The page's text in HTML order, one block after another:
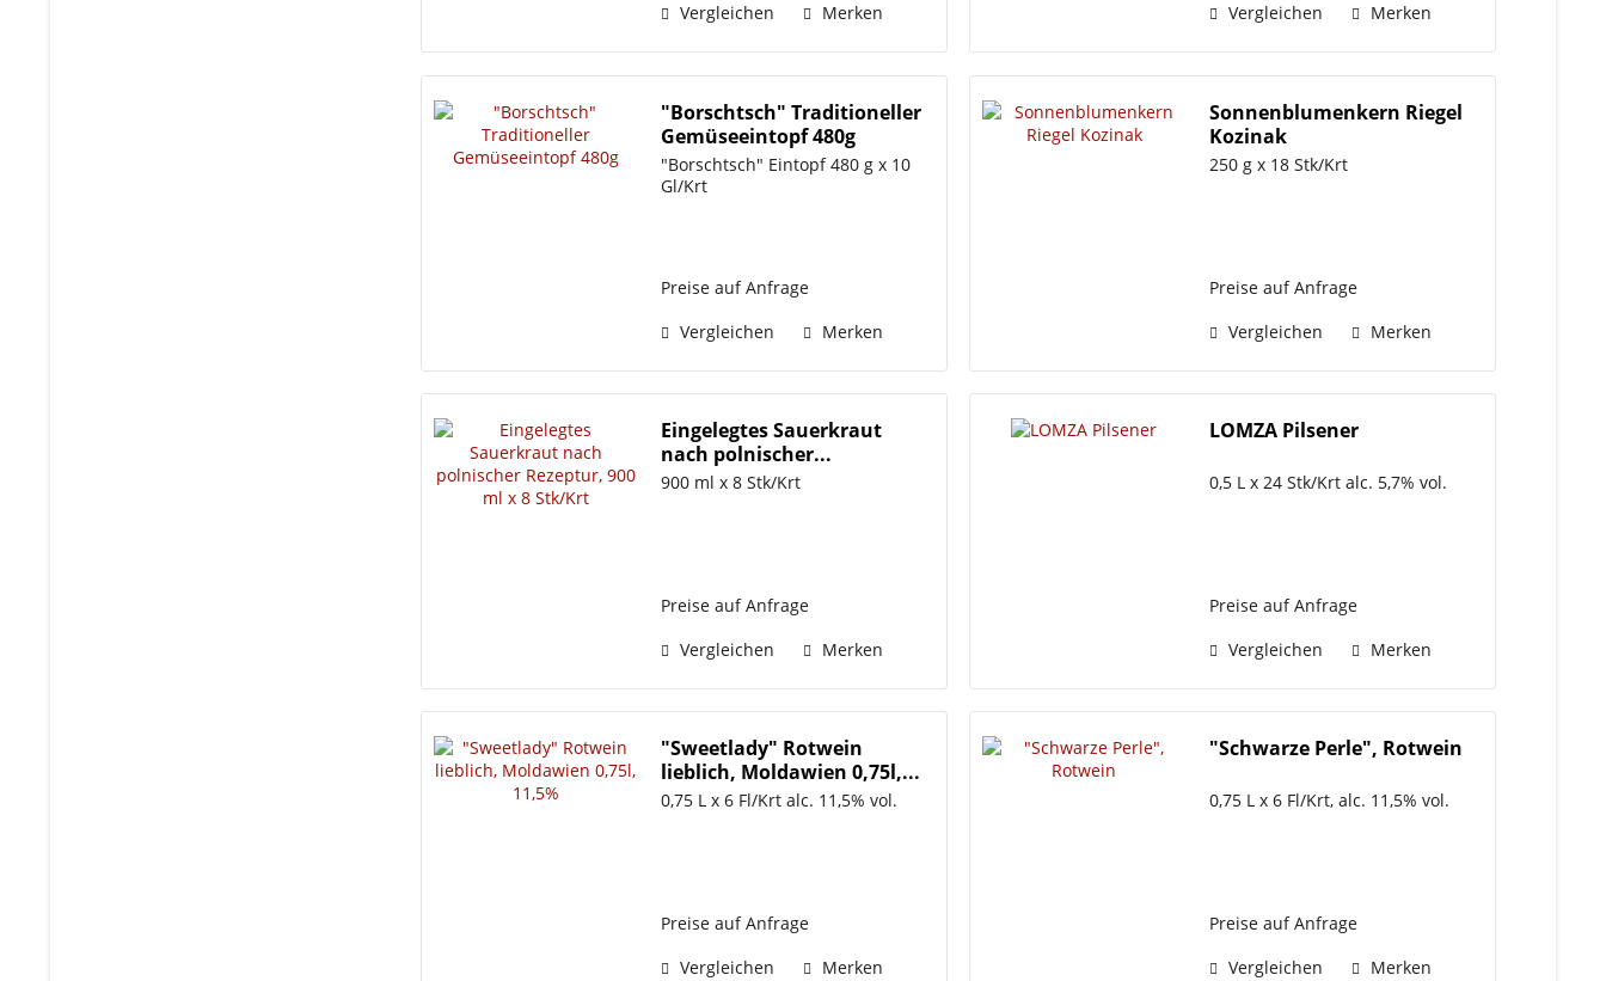
Vergleichen
Merken
Vergleichen
Merken
"Borschtsch" Traditioneller
Gemüseeintopf 480g
"Borschtsch" Eintopf 480 g x 10
Gl/Krt
Preise auf Anfrage
Vergleichen
Merken
Sonnenblumenkern Riegel
Kozinak
250 g x 18 Stk/Krt
Preise auf Anfrage
Vergleichen
Merken
Eingelegtes Sauerkraut
nach polnischer...
900 ml x 8 Stk/Krt
Preise auf Anfrage
Vergleichen
Merken
LOMZA Pilsener
0,5 L x 24 Stk/Krt alc. 5,7% vol.
Preise auf Anfrage
Vergleichen
Merken
"Sweetlady" Rotwein
lieblich, Moldawien 0,75l,...
0,75 L x 6 Fl/Krt alc. 11,5% vol.
Preise auf Anfrage
Vergleichen
Merken
"Schwarze Perle", Rotwein
0,75 L x 6 Fl/Krt, alc. 11,5% vol.
Preise auf Anfrage
Vergleichen
Merken